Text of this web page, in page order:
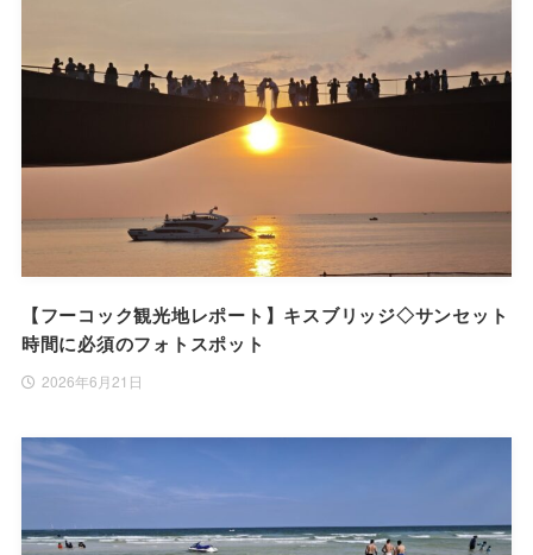
【フーコック観光地レポート】キスブリッジ◇サンセット
時間に必須のフォトスポット
2026年6月21日